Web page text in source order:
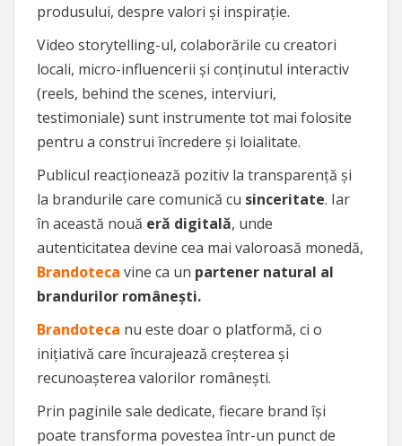
produsului, despre valori și inspirație.
Video storytelling-ul, colaborările cu creatori
locali, micro-influencerii și conținutul interactiv
(reels, behind the scenes, interviuri,
testimoniale) sunt instrumente tot mai folosite
pentru a construi încredere și loialitate.
Publicul reacționează pozitiv la transparență și
la brandurile care comunică cu sinceritate. Iar
în această nouă eră digitală, unde
autenticitatea devine cea mai valoroasă monedă,
Brandoteca vine ca un partener natural al
brandurilor românești.
Brandoteca nu este doar o platformă, ci o
inițiativă care încurajează creșterea și
recunoașterea valorilor românești.
Prin paginile sale dedicate, fiecare brand își
poate transforma povestea într-un punct de